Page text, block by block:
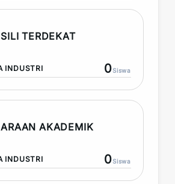
TERDEKAT
INDUSTRI 0Siswa
AKADEMIK
INDUSTRI 0Siswa